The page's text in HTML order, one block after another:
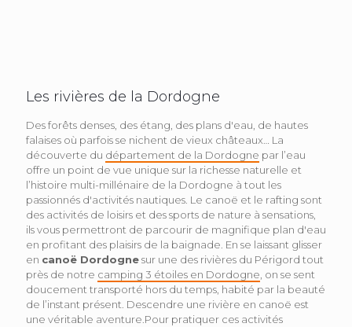
Les rivières de la Dordogne
Des forêts denses, des étang, des plans d'eau, de hautes
falaises où parfois se nichent de vieux châteaux… La
découverte du département de la Dordogne par l’eau
offre un point de vue unique sur la richesse naturelle et
l’histoire multi-millénaire de la Dordogne à tout les
passionnés d'activités nautiques. Le canoë et le rafting sont
des activités de loisirs et des sports de nature à sensations,
ils vous permettront de parcourir de magnifique plan d'eau
en profitant des plaisirs de la baignade. En se laissant glisser
en canoë Dordognesur une des rivières du Périgord tout
près de notre camping 3 étoiles en Dordogne , on se sent
doucement transporté hors du temps, habité par la beauté
de l’instant présent. Descendre une rivière en canoë est
une véritable aventure.Pour pratiquer ces activités